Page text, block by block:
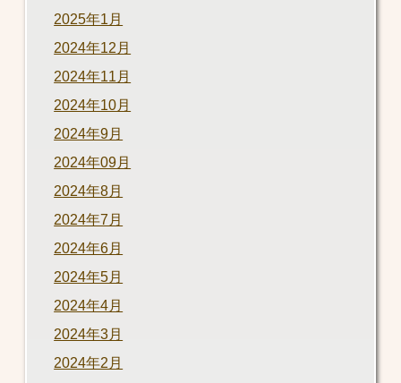
2025年1月
2024年12月
2024年11月
2024年10月
2024年9月
2024年09月
2024年8月
2024年7月
2024年6月
2024年5月
2024年4月
2024年3月
2024年2月